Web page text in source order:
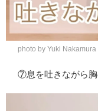
photo by Yuki Nakamura
⑦息を吐きながら胸